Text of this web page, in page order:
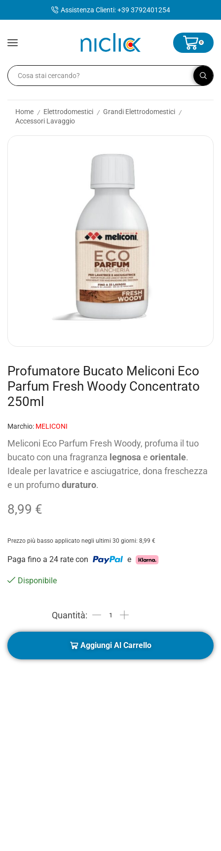
Assistenza Clienti: +39 3792401254
0
Home / Elettrodomestici / Grandi Elettrodomestici /
Accessori Lavaggio
Profumatore Bucato Meliconi Eco
Parfum Fresh Woody Concentrato
250ml
Marchio: MELICONI
Meliconi Eco Parfum Fresh Woody, profuma il tuo
bucato con una fragranza legnosa e orientale.
Ideale per lavatrice e asciugatrice, dona freschezza
e un profumoduraturo.
8,99 €
Prezzo più basso applicato negli ultimi 30 giorni: 8,99 €
Paga fino a 24 rate con e
Disponibile
Aggiungi Al Carrello